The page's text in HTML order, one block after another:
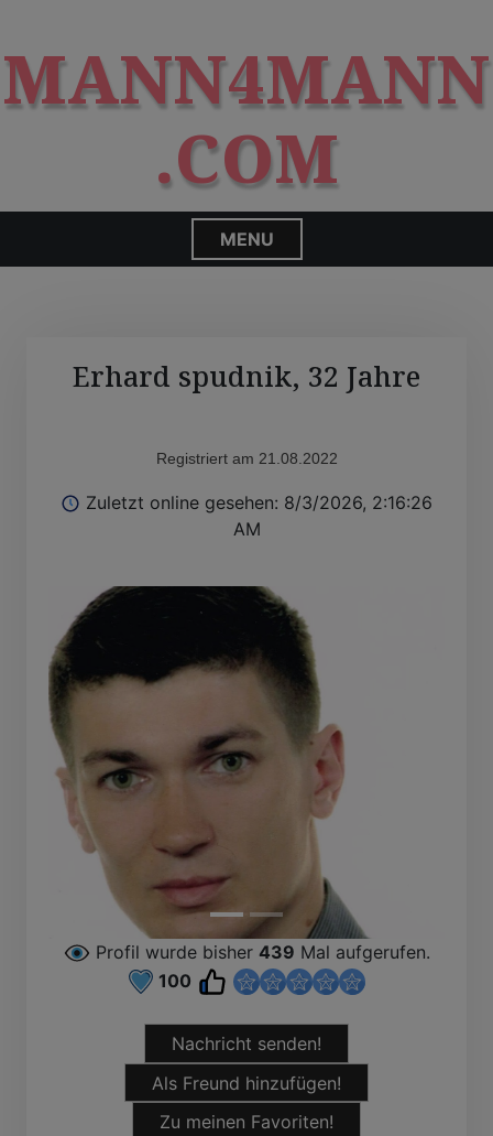
i
p
o
c
n
t
MANN4MANN
.COM
MENU
Erhard spudnik, 32 Jahre
Registriert am 21.08.2022
Zuletzt online gesehen: 8/3/2026, 2:16:26
AM
Profil wurde bisher 439 Mal aufgerufen.
100
Nachricht senden!
Als Freund hinzufügen!
Zu meinen Favoriten!